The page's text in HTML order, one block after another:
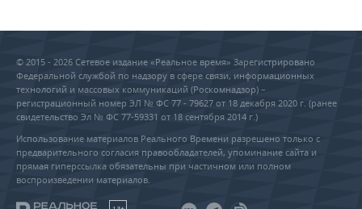
© 2015 - 2026 Сетевое издание «Реальное время» Зарегистрировано
Федеральной службой по надзору в сфере связи, информационных
технологий и массовых коммуникаций (Роскомнадзор) –
регистрационный номер ЭЛ № ФС 77 - 79627 от 18 декабря 2020 г. (ранее
свидетельство Эл № ФС 77-59331 от 18 сентября 2014 г.)
Использование материалов Реального Времени разрешено только с
предварительного согласия правообладателей, упоминание сайта и
прямая гиперссылка обязательны при частичном или полном
воспроизведении материалов.